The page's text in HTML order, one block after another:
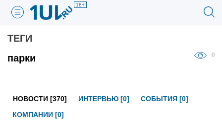
18+
ТЕГИ
парки
0
НОВОСТИ [370] ИНТЕРВЬЮ [0]
СОБЫТИЯ [0]
КОМПАНИИ [0]